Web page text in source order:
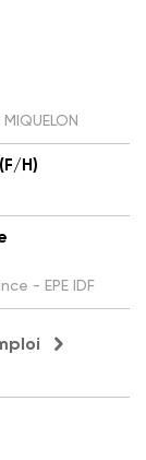
H)
- EPE IDF